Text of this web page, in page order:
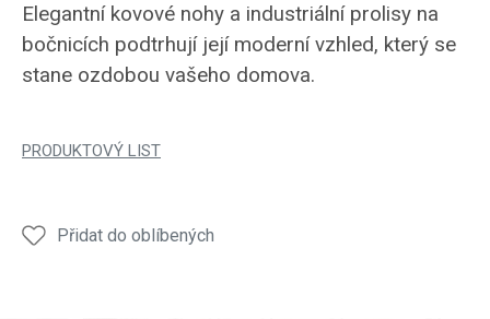
Elegantní kovové nohy a industriální prolisy na
bočnicích podtrhují její moderní vzhled, který se
stane ozdobou vašeho domova.
PRODUKTOVÝ LIST
Přidat do oblíbených